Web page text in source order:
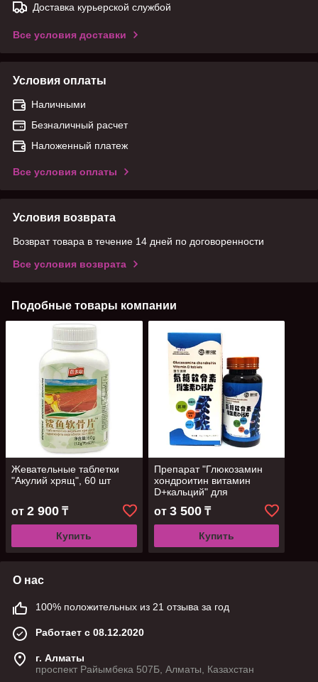
Доставка курьерской службой
Все условия доставки
Условия оплаты
Наличными
Безналичный расчет
Наложенный платеж
Все условия оплаты
Условия возврата
Возврат товара в течение 14 дней по договоренности
Все условия возврата
Подобные товары компании
Жевательные таблетки
"Акулий хрящ", 60 шт
от 2 900 ₸
Купить
Препарат "Глюкозамин
хондроитин витамин
D+кальций" для
восстановления хрящей,
30 шт
от 3 500₸
Купить
О нас
100% положительных из 21 отзыва за год
Работает с 08.12.2020
г. Алматы
проспект Райымбека 507Б, Алматы, Казахстан